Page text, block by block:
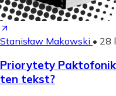
Stanisław Makowski • 28
Priorytety
ten tekst?